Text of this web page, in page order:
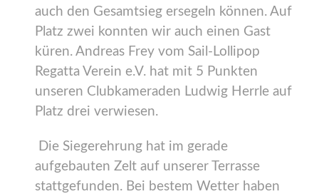
auch den Gesamtsieg ersegeln können. Auf
Platz zwei konnten wir auch einen Gast
küren. Andreas Frey vom Sail-Lollipop
Regatta Verein e.V. hat mit 5 Punkten
unseren Clubkameraden Ludwig Herrle auf
Platz drei verwiesen.
Die Siegerehrung hat im gerade
aufgebauten Zelt auf unserer Terrasse
stattgefunden. Bei bestem Wetter haben